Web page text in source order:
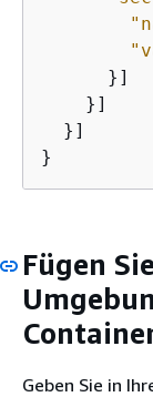
      }]
    }]
  }]
}
Fügen
Geben Sie in